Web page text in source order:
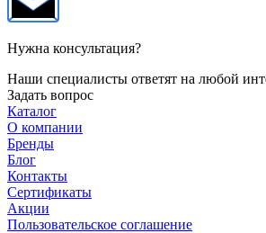
Нужна консультация?
Наши специалисты ответят на любой
Задать вопрос
Каталог
О компании
Бренды
Блог
Контакты
Сертификаты
Акции
Пользовательское соглашение